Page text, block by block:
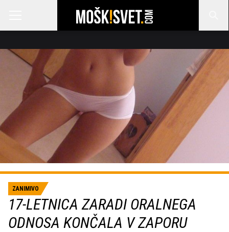
ZANIMIVO
17-LETNICA ZARADI ORALNEGA
ODNOSA KONČALA V ZAPORU